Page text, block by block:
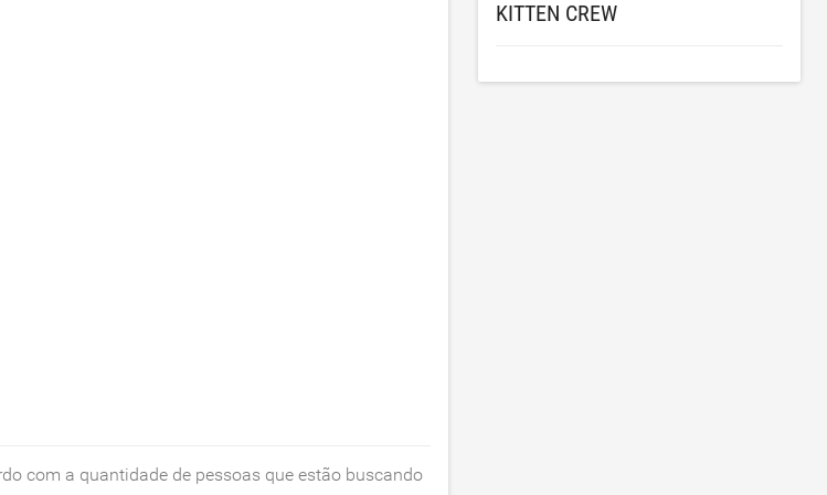
com a quantidade de pessoas que estão buscando
KITTEN CREW